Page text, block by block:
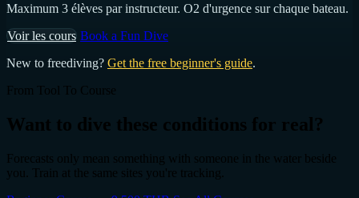
Maximum 3 élèves par instructeur. O2 d'urgence sur chaque bateau.
Voir les cours Book a Fun Dive
New to freediving? Get the free beginner's guide.
From Tool To Course
Want to dive these conditions for real?
Forecasts only mean something with someone in the water beside
you. Train at the same sites you're tracking.